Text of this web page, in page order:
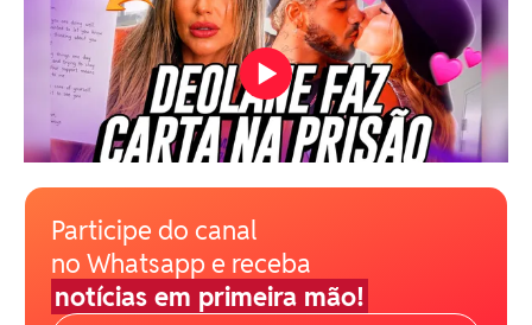
Participe do canal
no Whatsapp e receba
notícias em primeira mão!